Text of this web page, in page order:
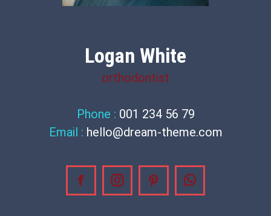
Logan White
orthodontist
Phone : 001 234 56 79
Email : hello@dream-theme.com
FacebookInstagramPinterestWhatsapp